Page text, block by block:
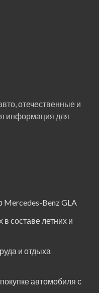
отечественные и
информация для
Mercedes-Benz GLA
в составе летних и
и отдыха
автомобиля с